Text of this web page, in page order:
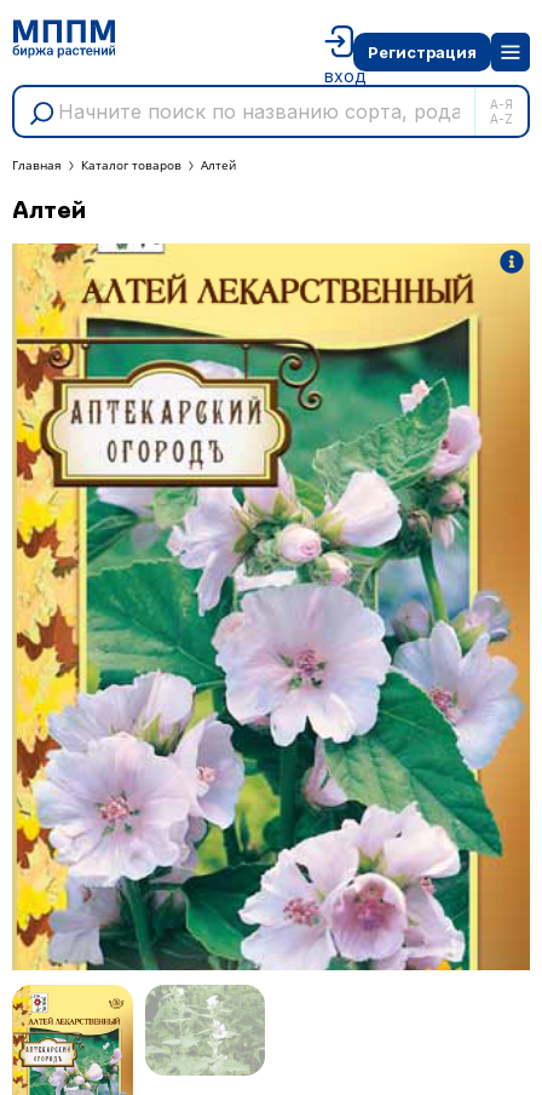
А-Я
A-Z
вход
Регистрация
Главная Каталог товаров Алтей
Алтей